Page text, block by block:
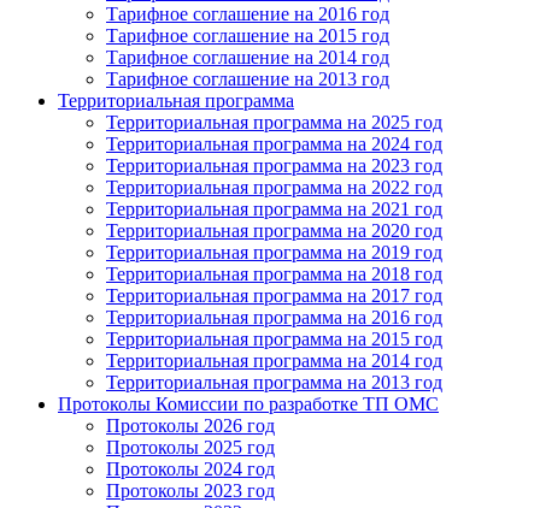
Тарифное соглашение на 2016 год
Тарифное соглашение на 2015 год
Тарифное соглашение на 2014 год
Тарифное соглашение на 2013 год
Территориальная программа
Территориальная программа на 2025 год
Территориальная программа на 2024 год
Территориальная программа на 2023 год
Территориальная программа на 2022 год
Территориальная программа на 2021 год
Территориальная программа на 2020 год
Территориальная программа на 2019 год
Территориальная программа на 2018 год
Территориальная программа на 2017 год
Территориальная программа на 2016 год
Территориальная программа на 2015 год
Территориальная программа на 2014 год
Территориальная программа на 2013 год
Протоколы Комиссии по разработке ТП ОМС
Протоколы 2026 год
Протоколы 2025 год
Протоколы 2024 год
Протоколы 2023 год